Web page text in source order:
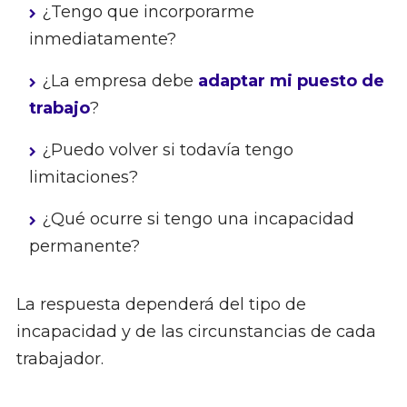
¿Tengo que incorporarme
inmediatamente?
¿La empresa debe adaptar mi puesto de
trabajo?
¿Puedo volver si todavía tengo
limitaciones?
¿Qué ocurre si tengo una incapacidad
permanente?
La respuesta dependerá del tipo de
incapacidad y de las circunstancias de cada
trabajador.